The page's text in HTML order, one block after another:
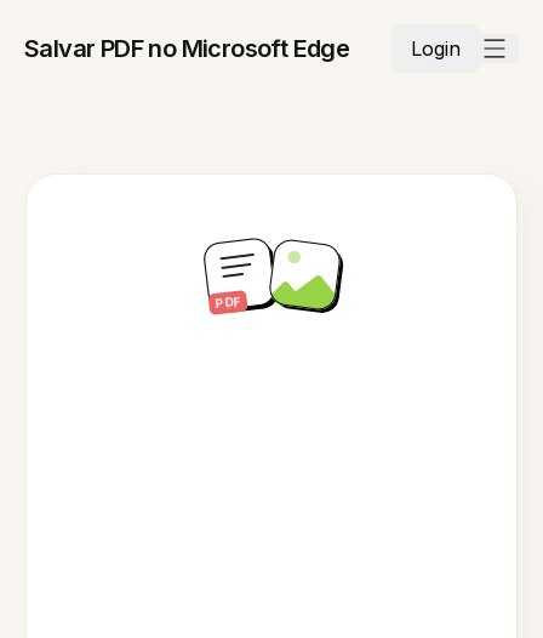
Salvar PDF no Microsoft Edge Login